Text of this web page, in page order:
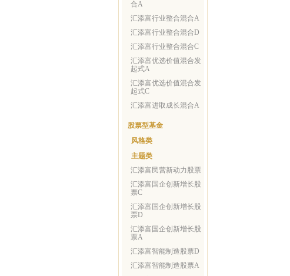
合A
汇添富行业整合混合A
汇添富行业整合混合D
汇添富行业整合混合C
汇添富优选价值混合发
起式A
汇添富优选价值混合发
起式C
汇添富进取成长混合A
股票型基金
风格类
主题类
汇添富民营新动力股票
汇添富国企创新增长股
票C
汇添富国企创新增长股
票D
汇添富国企创新增长股
票A
汇添富智能制造股票D
汇添富智能制造股票A